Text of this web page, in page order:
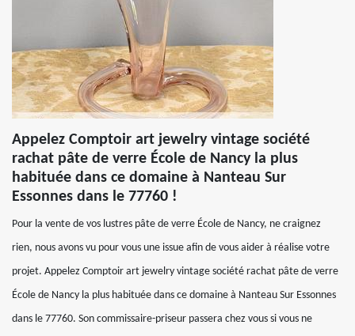
Appelez Comptoir art jewelry vintage société
rachat pâte de verre École de Nancy la plus
habituée dans ce domaine à Nanteau Sur
Essonnes dans le 77760 !
Pour la vente de vos lustres pâte de verre École de Nancy, ne craignez
rien, nous avons vu pour vous une issue afin de vous aider à réalise votre
projet. Appelez Comptoir art jewelry vintage société rachat pâte de verre
École de Nancy la plus habituée dans ce domaine à Nanteau Sur Essonnes
dans le 77760. Son commissaire-priseur passera chez vous si vous ne